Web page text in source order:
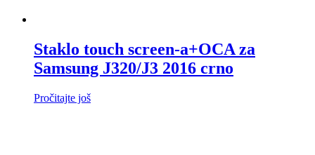
Staklo touch screen-a+OCA za
Samsung J320/J3 2016 crno
Pročitajte još